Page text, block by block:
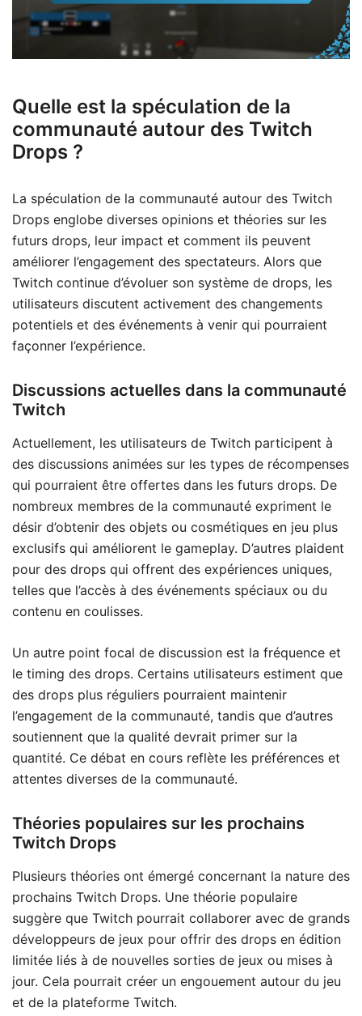
Quelle est la spéculation de la
communauté autour des Twitch
Drops ?
La spéculation de la communauté autour des Twitch
Drops englobe diverses opinions et théories sur les
futurs drops, leur impact et comment ils peuvent
améliorer l’engagement des spectateurs. Alors que
Twitch continue d’évoluer son système de drops, les
utilisateurs discutent activement des changements
potentiels et des événements à venir qui pourraient
façonner l’expérience.
Discussions actuelles dans la communauté
Twitch
Actuellement, les utilisateurs de Twitch participent à
des discussions animées sur les types de récompenses
qui pourraient être offertes dans les futurs drops. De
nombreux membres de la communauté expriment le
désir d’obtenir des objets ou cosmétiques en jeu plus
exclusifs qui améliorent le gameplay. D’autres plaident
pour des drops qui offrent des expériences uniques,
telles que l’accès à des événements spéciaux ou du
contenu en coulisses.
Un autre point focal de discussion est la fréquence et
le timing des drops. Certains utilisateurs estiment que
des drops plus réguliers pourraient maintenir
l’engagement de la communauté, tandis que d’autres
soutiennent que la qualité devrait primer sur la
quantité. Ce débat en cours reflète les préférences et
attentes diverses de la communauté.
Théories populaires sur les prochains
Twitch Drops
Plusieurs théories ont émergé concernant la nature des
prochains Twitch Drops. Une théorie populaire
suggère que Twitch pourrait collaborer avec de grands
développeurs de jeux pour offrir des drops en édition
limitée liés à de nouvelles sorties de jeux ou mises à
jour. Cela pourrait créer un engouement autour du jeu
et de la plateforme Twitch.